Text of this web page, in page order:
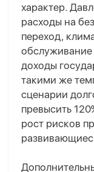
характер.
расходы на
переход,
обслуживание
доходы
такими же
сценарии
превысить
рост рисков